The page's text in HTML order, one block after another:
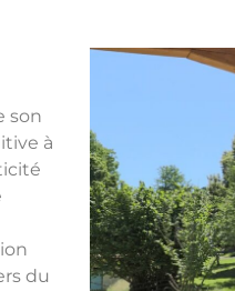
son
à
du